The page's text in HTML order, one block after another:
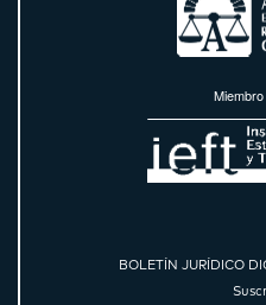
BOLETÍN JURÍDICO